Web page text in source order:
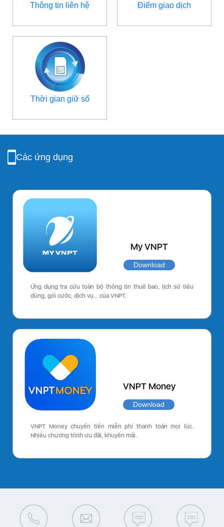
Thông tin liên hệ Điểm giao dịch
Thời gian giữ số
Các ứng dụng
My VNPT
Download
Ứng dụng tra cứu toàn bộ thông tin thuê bao, lịch sử tiêu
dùng, gói cước, dịch vụ… của VNPT.
VNPT Money
Download
VNPT Money chuyển tiền miễn phí thanh toán mọi lúc.
Nhiều chương trình ưu đãi, khuyến mãi.